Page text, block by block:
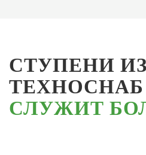
СТУПЕНИ
ТЕХНОСНАБ
СЛУЖИТ